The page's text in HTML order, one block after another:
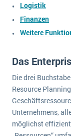
Services
Textil und
ERP-
Digitale
ERP News
Logistik
Finanzen
Weitere
Das
Die drei
Resource
Unternehmens,
möglichst